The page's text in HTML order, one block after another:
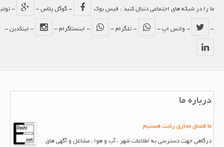
ما را در شبکه های اجتماعی دنبال کنید : فیس بوک - گوگل پلاس - - توئیتر
- واتس اپ - - تلگرام - - اینستاگرام - - لینکدین -
درباره ما
ما فضای مجازی رشت هستیم
درگاهی جهت دسترسی به اطلاعات شهر ، آب و هوا ، مشاغل و آگهی های